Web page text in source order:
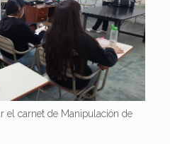
el carnet de Manipulación de